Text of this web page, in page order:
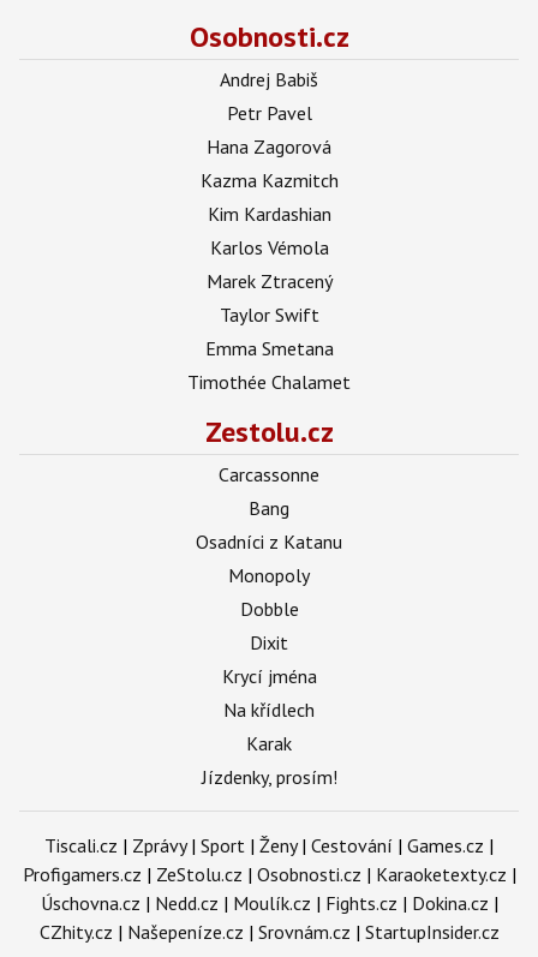
Osobnosti.cz
Andrej Babiš
Petr Pavel
Hana Zagorová
Kazma Kazmitch
Kim Kardashian
Karlos Vémola
Marek Ztracený
Taylor Swift
Emma Smetana
Timothée Chalamet
Zestolu.cz
Carcassonne
Bang
Osadníci z Katanu
Monopoly
Dobble
Dixit
Krycí jména
Na křídlech
Karak
Jízdenky, prosím!
Tiscali.cz | Zprávy| Sport | Ženy| Cestování | Games.cz |
Profigamers.cz | ZeStolu.cz | Osobnosti.cz | Karaoketexty.cz |
Úschovna.cz | Nedd.cz | Moulík.cz | Fights.cz | Dokina.cz |
CZhity.cz | Našepeníze.cz | Srovnám.cz | StartupInsider.cz